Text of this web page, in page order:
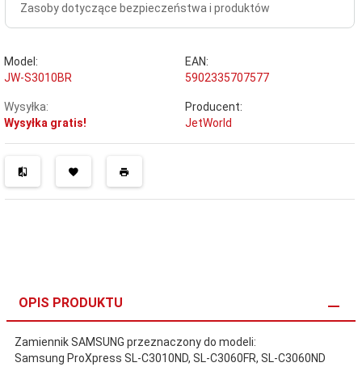
Zasoby dotyczące bezpieczeństwa i produktów
Model:
JW-S3010BR
EAN:
5902335707577
Wysyłka:
Wysyłka gratis!
Producent:
JetWorld
OPIS PRODUKTU
Zamiennik SAMSUNG przeznaczony do modeli:
Samsung ProXpress SL-C3010ND, SL-C3060FR, SL-C3060ND